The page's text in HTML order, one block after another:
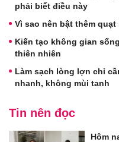
phải biết điều này
Vì sao nên bật thêm
Kiến tạo không gian
thiên nhiên
Làm sạch lòng lợn chỉ
nhanh, không mùi tanh
Tin nên đọc
Hôm